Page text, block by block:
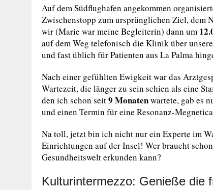
Auf dem Südflughafen angekommen
Zwischenstopp zum ursprünglichen Ziel, dem
wir (Marie war meine Begleiterin) dann um
auf dem Weg telefonisch die Klinik über
und fast üblich für Patienten aus La Palma
Nach einer gefühlten Ewigkeit war das
Wartezeit, die länger zu sein schien als eine
den ich schon seit9 Monatenwartete, gab es
und einen Termin für eine Resonanz-
Na toll, jetzt bin ich nicht nur ein Experte im
Einrichtungen auf der Insel! Wer braucht schon
Gesundheitswelt erkunden kann?
Kulturintermezzo: Genieße die